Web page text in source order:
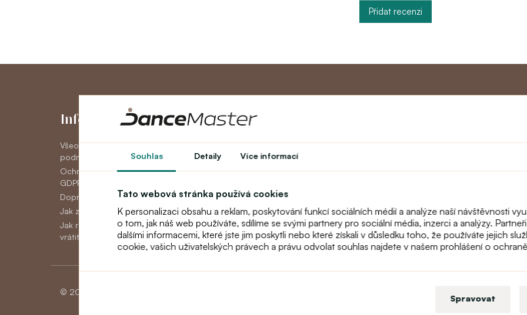
Souhlas Detaily Více informací
Tato webová stránka používá cookies
K personalizaci obsahu a reklam, poskytování funkcí sociálních médií a analýze naší návštěvnosti
o tom, jak náš web používáte, sdílíme se svými partnery pro sociální média, inzerci a analýzy.
dalšími informacemi, které jste jim poskytli nebo které získali v důsledku toho, že používáte jejich
cookie, vašich uživatelských právech a právu odvolat souhlas najdete v našem prohlášení o
Spravovat
Přidat recenzi
Informace
Všeobecné obchodní
podmínky
Ochrana osobních údajov
GDPR
Doprava
Jak zaplatit
Jak reklamovat, vyměnit nebo
vrátit zboží
Můj účet
Můj účet
Historie objednávek
Novinky
Divadlo
Učitelský program
O nás
text_faq
© 2026 Dancemaster